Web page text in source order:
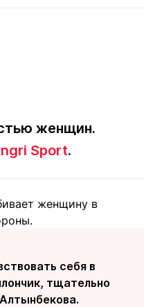
женщин.
Sport.
женщину в
себя в
тщательно